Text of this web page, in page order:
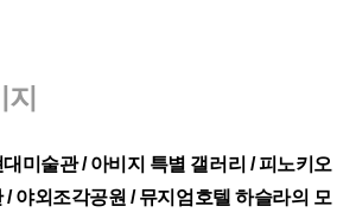
미술관 / 아비지 특별 갤러리 / 피노키오
야외조각공원 / 뮤지엄호텔 하슬라의 모